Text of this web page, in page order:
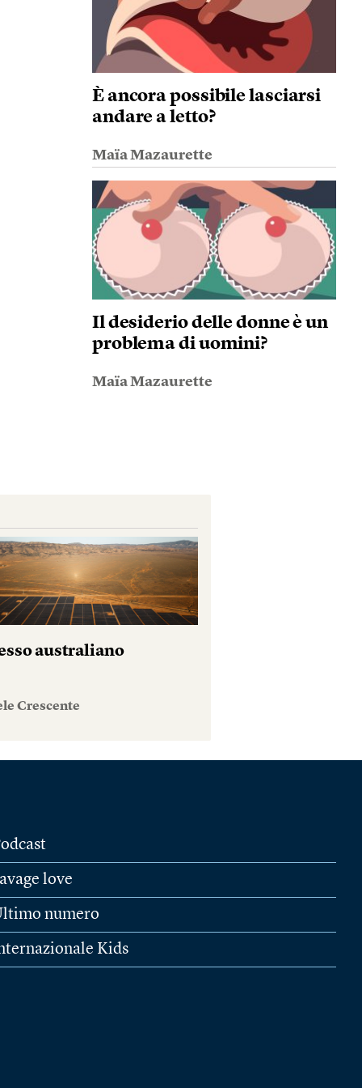
È ancora possibile lasciarsi
andare a letto?
Maïa Mazaurette
Il desiderio delle donne è un
problema di uomini?
Maïa Mazaurette
australiano
Crescente
love
numero
Kids